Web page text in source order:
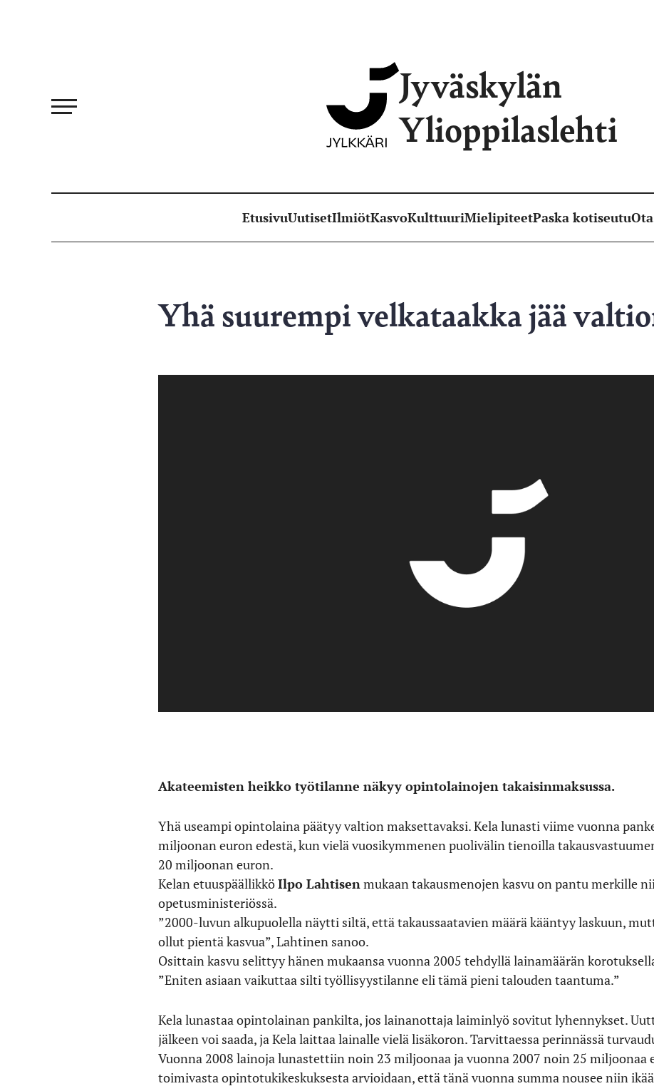
Jyväskylän
Ylioppilaslehti
EtusivuUutisetIlmiötKasvoKulttuuriMielipiteetPaska kotiseutu
Yhä suurempi velkataakka jää
Akateemisten heikko työtilanne näkyy opintolainojen takaisinmaksussa.
Yhä useampi opintolaina päätyy valtion maksettavaksi. Kela lunasti viime vuonna
miljoonan euron edestä, kun vielä vuosikymmenen puolivälin tienoilla
20 miljoonan euron.
Kelan etuuspäällikköIlpo Lahtisen mukaan takausmenojen kasvu on pantu merkille
opetusministeriössä.
”2000-luvun alkupuolella näytti siltä, että takaussaatavien määrä kääntyy laskuun,
ollut pientä kasvua”, Lahtinen sanoo.
Osittain kasvu selittyy hänen mukaansa vuonna 2005 tehdyllä lainamäärän
”Eniten asiaan vaikuttaa silti työllisyystilanne eli tämä pieni talouden taantuma.”
Kela lunastaa opintolainan pankilta, jos lainanottaja laiminlyö sovitut lyhennykset.
jälkeen voi saada, ja Kela laittaa lainalle vielä lisäkoron. Tarvittaessa perinnässä
Vuonna 2008 lainoja lunastettiin noin 23 miljoonaa ja vuonna 2007 noin 25 miljoonaa
toimivasta opintotukikeskuksesta arvioidaan, että tänä vuonna summa nousee niin